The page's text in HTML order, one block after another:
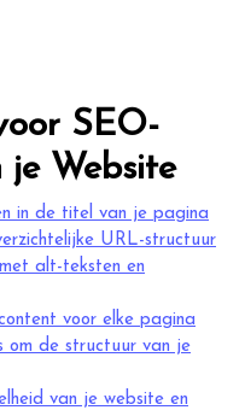
SEO-
Website
in de titel van je pagina
URL-structuur
alt-teksten en
voor elke pagina
om de structuur van je
van je website en